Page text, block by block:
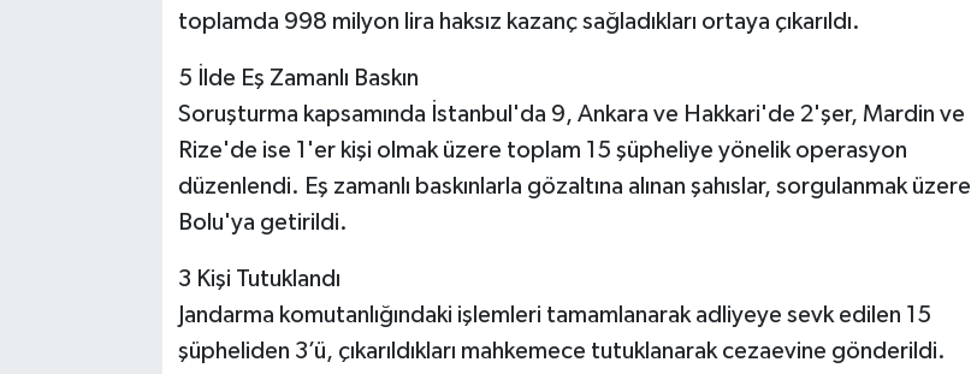
toplamda 998 milyon lira haksız kazanç sağladıkları ortaya çıkarıldı.
5 İlde Eş Zamanlı Baskın
Soruşturma kapsamında İstanbul'da 9, Ankara ve Hakkari'de 2'şer, Mardin ve
Rize'de ise 1'er kişi olmak üzere toplam 15 şüpheliye yönelik operasyon
düzenlendi. Eş zamanlı baskınlarla gözaltına alınan şahıslar, sorgulanmak üzere
Bolu'ya getirildi.
3 Kişi Tutuklandı
Jandarma komutanlığındaki işlemleri tamamlanarak adliyeye sevk edilen 15
şüpheliden 3’ü, çıkarıldıkları mahkemece tutuklanarak cezaevine gönderildi.